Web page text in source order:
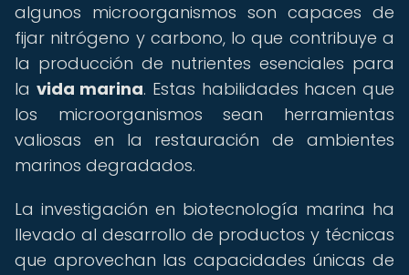
algunos microorganismos son capaces de
fijar nitrógeno y carbono, lo que contribuye a
la producción de nutrientes esenciales para
la vida marina. Estas habilidades hacen que
los microorganismos sean herramientas
valiosas en la restauración de ambientes
marinos degradados.
La investigación en biotecnología marina ha
llevado al desarrollo de productos y técnicas
que aprovechan las capacidades únicas de